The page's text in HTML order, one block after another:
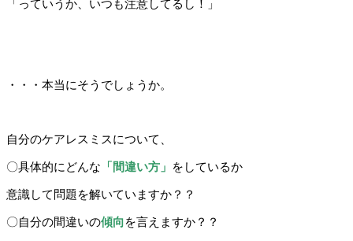
「っていうか、いつも注意してるし！」
・・・本当にそうでしょうか。
自分のケアレスミスについて、
〇具体的にどんな 「間違い方」 をしているか
意識して問題を解いていますか？？
〇自分の間違いの傾向を言えますか？？